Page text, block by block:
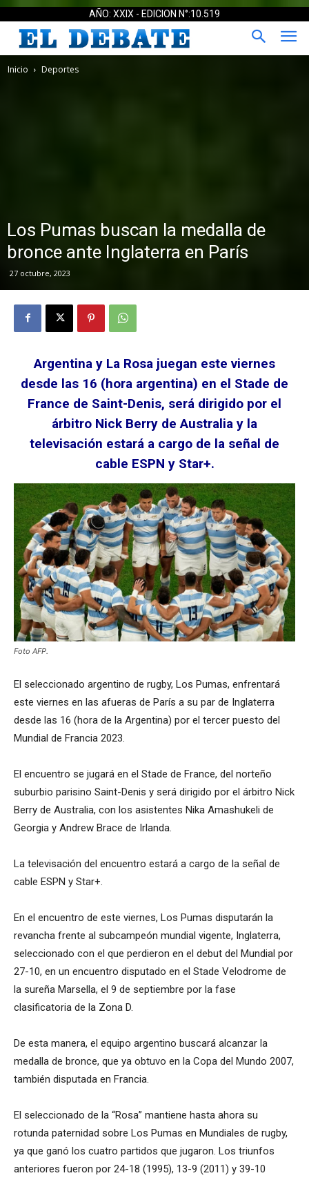
AÑO: XXIX - EDICION N°:10.519
Inicio Deportes
Los Pumas buscan la medalla de
bronce ante Inglaterra en París
27 octubre, 2023
Argentina y La Rosa juegan este viernes
desde las 16 (hora argentina) en el Stade de
France de Saint-Denis, será dirigido por el
árbitro Nick Berry de Australia y la
televisación estará a cargo de la señal de
cable ESPN y Star+.
Foto AFP.
El seleccionado argentino de rugby, Los Pumas, enfrentará
este viernes en las afueras de París a su par de Inglaterra
desde las 16 (hora de la Argentina) por el tercer puesto del
Mundial de Francia 2023.
El encuentro se jugará en el Stade de France, del norteño
suburbio parisino Saint-Denis y será dirigido por el árbitro Nick
Berry de Australia, con los asistentes Nika Amashukeli de
Georgia y Andrew Brace de Irlanda.
La televisación del encuentro estará a cargo de la señal de
cable ESPN y Star+.
En el encuentro de este viernes, Los Pumas disputarán la
revancha frente al subcampeón mundial vigente, Inglaterra,
seleccionado con el que perdieron en el debut del Mundial por
27-10, en un encuentro disputado en el Stade Velodrome de
la sureña Marsella, el 9 de septiembre por la fase
clasificatoria de la Zona D.
De esta manera, el equipo argentino buscará alcanzar la
medalla de bronce, que ya obtuvo en la Copa del Mundo 2007,
también disputada en Francia.
El seleccionado de la “Rosa” mantiene hasta ahora su
rotunda paternidad sobre Los Pumas en Mundiales de rugby,
ya que ganó los cuatro partidos que jugaron. Los triunfos
anteriores fueron por 24-18 (1995), 13-9 (2011) y 39-10